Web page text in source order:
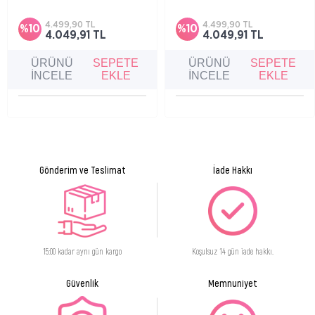
sağlar.
sayesinde saç köklerini, saç derisini ve saç tellerini beslemeye,
yumuşatmaya ve saçın bakımını desteklemeye yardımcı olur.
%10
4.049,91 TL
4.499,90 TL
ÜRÜNÜ
İNCELE
SEPETE
EKLE
saçların daha dolgun görünmesine yardımcı
yoğun saç bakım serumudur.
%10
4.049,91 TL
4.499,90 TL
ÜRÜNÜ
İNCELE
SEPETE
EKLE
Gönderim ve Teslimat
15:00 kadar aynı gün kargo
İade Hakkı
Koşulsuz 14 gün iade hakkı.
Güvenlik Memnuniyet